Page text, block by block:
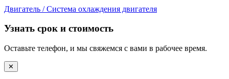
Двигатель / Система охлаждения двигателя
Узнать срок и стоимость
Оставьте телефон, и мы свяжемся с вами в рабочее время.
✕